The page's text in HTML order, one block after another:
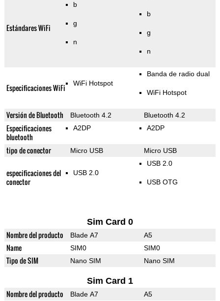
Estándares WiFi
b
g
n
b
g
n
Especificaciones WiFi WiFi Hotspot
Banda de radio dual
WiFi Hotspot
Versión de Bluetooth Bluetooth 4.2 Bluetooth 4.2
Especificaciones
bluetooth
A2DP A2DP
tipo de conector Micro USB Micro USB
especificaciones del
conector
USB 2.0
USB 2.0
USB OTG
Sim Card 0
Nombre del producto Blade A7 A5
Name SIM0 SIM0
Tipo de SIM Nano SIM Nano SIM
Sim Card 1
Nombre del producto Blade A7 A5